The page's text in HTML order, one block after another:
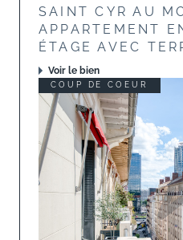
SAINT CYR AU
APPARTEMENT
ÉTAGE AVEC
Voir le bien
COUP DE COEUR